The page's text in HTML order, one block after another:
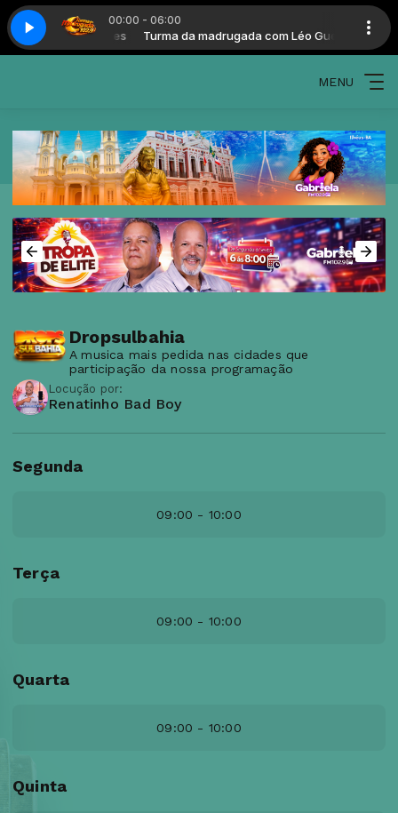
00:00 - 06:00
com Léo Guedes Turma da madrugada com Léo Guedes
MENU
Dropsulbahia
A musica mais pedida nas cidades que
participação da nossa programação
Locução por:
Renatinho Bad Boy
Segunda
09:00 - 10:00
Terça
09:00 - 10:00
Quarta
09:00 - 10:00
Quinta